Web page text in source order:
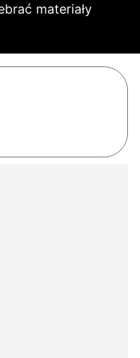
materiały